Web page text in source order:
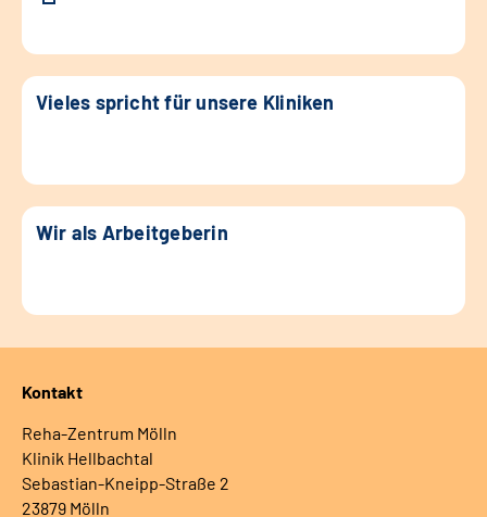
Vieles spricht für unsere Kliniken
Wir als Arbeitgeberin
Kontakt
Reha-Zentrum Mölln
Klinik Hellbachtal
Sebastian-Kneipp-Straße 2
23879 Mölln